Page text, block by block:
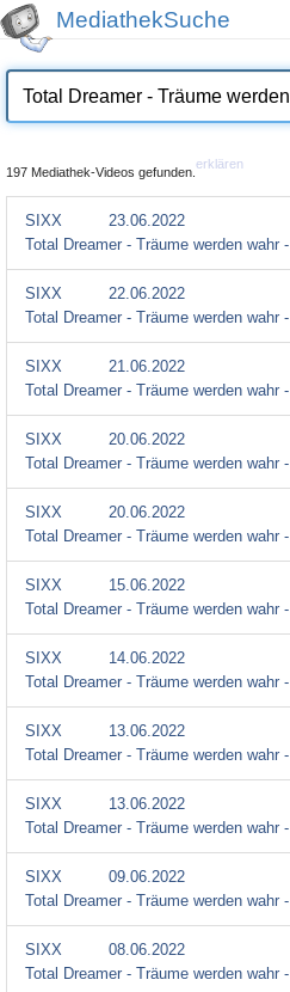
MediathekSuche
197 Mediathek-Videos gefunden.
erklären
SIXX
23.06.2022
Total Dreamer - Träume werden wahr -
SIXX
22.06.2022
Total Dreamer - Träume werden wahr -
SIXX
21.06.2022
Total Dreamer - Träume werden wahr -
SIXX
20.06.2022
Total Dreamer - Träume werden wahr -
SIXX
20.06.2022
Total Dreamer - Träume werden wahr -
SIXX
15.06.2022
Total Dreamer - Träume werden wahr -
SIXX
14.06.2022
Total Dreamer - Träume werden wahr -
SIXX
13.06.2022
Total Dreamer - Träume werden wahr -
SIXX
13.06.2022
Total Dreamer - Träume werden wahr -
SIXX
09.06.2022
Total Dreamer - Träume werden wahr -
SIXX
08.06.2022
Total Dreamer - Träume werden wahr -